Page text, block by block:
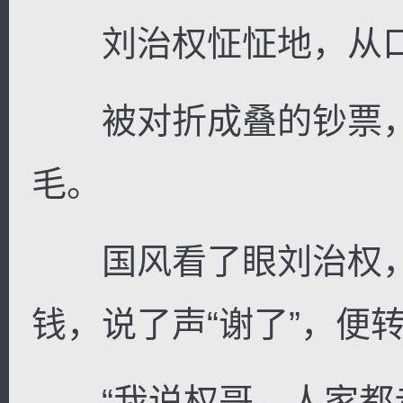
刘治权怔怔地，从
被对折成叠的钞票
毛。
国风看了眼刘治权
钱，说了声“谢了”，便